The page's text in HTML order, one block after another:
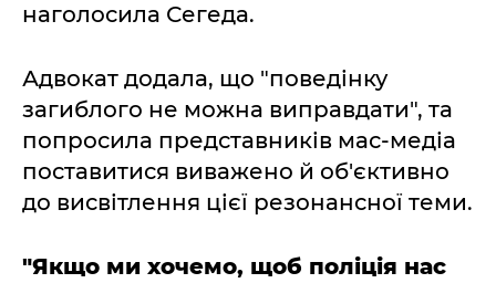
наголосила Сегеда.
Адвокат додала, що "поведінку
загиблого не можна виправдати", та
попросила представників мас-медіа
поставитися виважено й об'єктивно
до висвітлення цієї резонансної теми.
"Якщо ми хочемо, щоб поліція нас